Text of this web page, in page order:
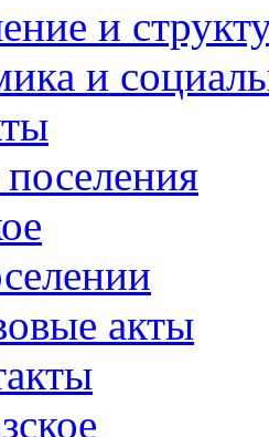
и
и
акты